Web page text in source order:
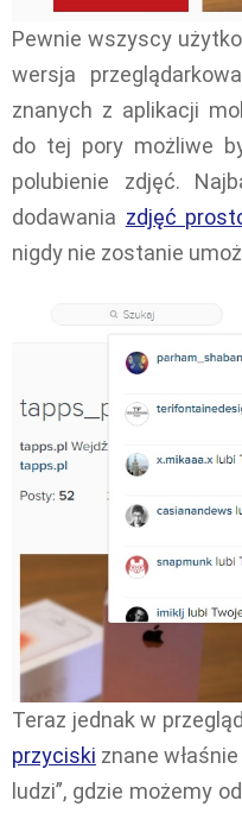
Pewnie wszyscy
wersja
znanych z aplikacji
do tej pory możliwe
polubienie zdjęć.
dodawania zdjęć
nigdy nie zostanie
Teraz jednak w
przyciski znane
ludzi”, gdzie możemy